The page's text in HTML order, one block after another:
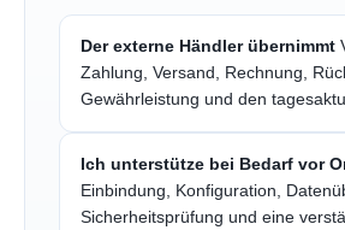
Der externe Händler übernimmt
Zahlung, Versand, Rechnung,
Gewährleistung und den
Ich unterstütze bei Bedarf vor
Einbindung, Konfiguration,
Sicherheitsprüfung und eine